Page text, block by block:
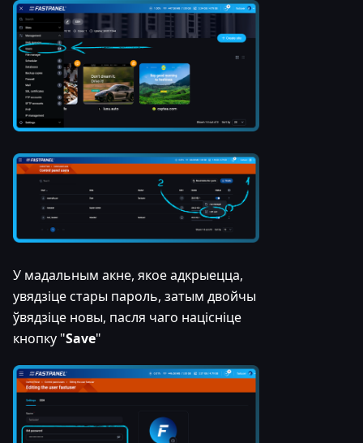
У мадальным акне, якое адкрыецца,
увядзіце стары пароль, затым двойчы
ўвядзіце новы, пасля чаго націсніце
кнопку "Save"